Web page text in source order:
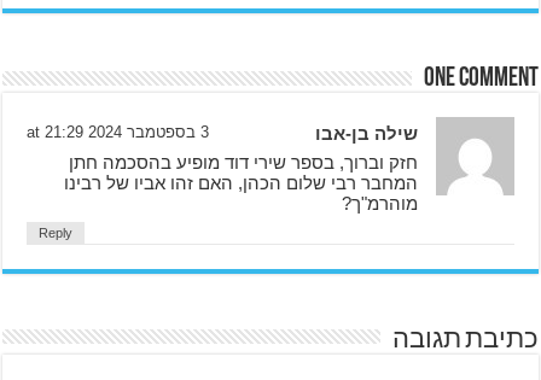
One comment
שילה בן-אבו 3 בספטמבר 2024 at 21:29
חזק וברוך, בספר שירי דוד מופיע בהסכמה חתן
המחבר רבי שלום הכהן, האם זהו אביו של רבינו
מוהרמ"ך?
Reply
כתיבת תגובה